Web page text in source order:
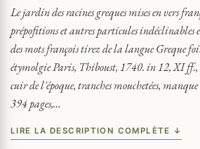
Le jardin des racines greques mises en vers
prépofitions et autres particules
des mots françois tirez de la langue Greque
étymolgie Paris, Thiboust, 1740. in 12, XI
cuir de l'époque, tranches mouchetées, manque
394 pages,…
LIRE LA DESCRIPTION COMPLÈTE ↓